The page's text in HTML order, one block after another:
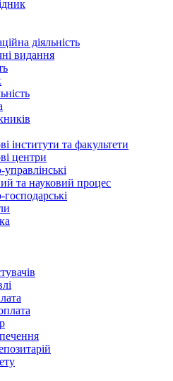
діяльність
видання
інститути та факультети
центри
та науковий процес